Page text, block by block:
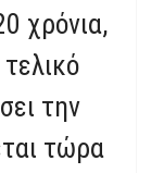
χρόνια,
την
τώρα